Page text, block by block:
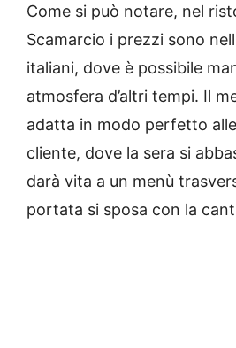
Come si può notare, nel
Scamarcio i prezzi sono
italiani, dove è possibile
atmosfera d’altri tempi. Il
adatta in modo perfetto
cliente, dove la sera si
darà vita a un menù
portata si sposa con la